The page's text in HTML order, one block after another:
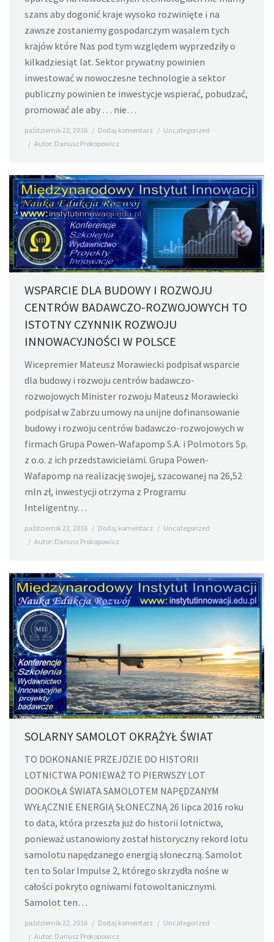
szans aby dogonić kraje wysoko rozwinięte i na
zawsze zostaniemy gospodarczym wasalem tych
krajów które Nas pod tym względem wyprzedziły o
kilkadziesiąt lat. Sektor prywatny powinien
inwestować w nowoczesne technologie a sektor
publiczny powinien te inwestycje wspierać, pobudzać,
promować ale aby … nie…
październik 22, 2016 Dodaj komentarz
Uncategorized
Autor: Dariusz Prokopowicz
WSPARCIE DLA BUDOWY I ROZWOJU
CENTRÓW BADAWCZO-ROZWOJOWYCH TO
ISTOTNY CZYNNIK ROZWOJU
INNOWACYJNOŚCI W POLSCE
Wicepremier Mateusz Morawiecki podpisał wsparcie
dla budowy i rozwoju centrów badawczo-
rozwojowych Minister rozwoju Mateusz Morawiecki
podpisał w Zabrzu umowy na unijne dofinansowanie
budowy i rozwoju centrów badawczo-rozwojowych w
firmach Grupa Powen-Wafapomp S.A. i Polmotors Sp.
z o.o. z ich przedstawicielami. Grupa Powen-
Wafapomp na realizację swojej, szacowanej na 26,52
mln zł, inwestycji otrzyma z Programu
Inteligentny…
październik 22, 2016 Dodaj komentarz
Uncategorized
Autor: Dariusz Prokopowicz
SOLARNY SAMOLOT OKRĄŻYŁ ŚWIAT
TO DOKONANIE PRZEJDZIE DO HISTORII
LOTNICTWA PONIEWAŻ TO PIERWSZY LOT
DOOKOŁA ŚWIATA SAMOLOTEM NAPĘDZANYM
WYŁĄCZNIE ENERGIĄ SŁONECZNĄ 26 lipca 2016 roku
to data, która przeszła już do historii lotnictwa,
ponieważ ustanowiony został historyczny rekord lotu
samolotu napędzanego energią słoneczną. Samolot
ten to Solar Impulse 2, którego skrzydła nośne w
całości pokryto ogniwami fotowoltanicznymi.
Samolot ten…
październik 22, 2016 Dodaj komentarz
Uncategorized
Autor: Dariusz Prokopowicz